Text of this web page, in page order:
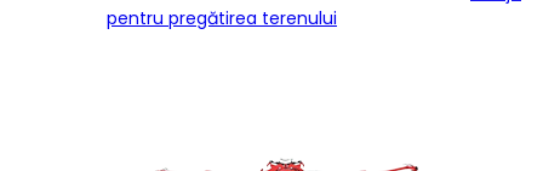
pentru pregătirea terenului